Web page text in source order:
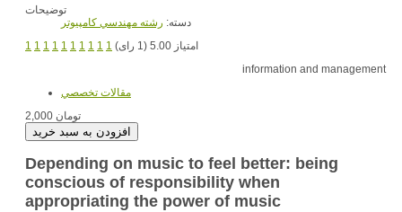
توضیحات
دسته: رشته مهندسي کامپيوتر
1 1 1 1 1 1 1 1 1 1
امتیاز 5.00 (1 رای)
information and management
مقالات تخصصي
2,000 تومان
Depending on music to feel better: being
conscious of responsibility when
appropriating the power of music